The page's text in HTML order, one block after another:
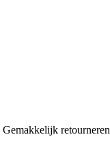
Gemakkelijk retourneren